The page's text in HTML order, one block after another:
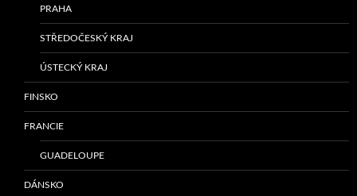
PRAHA
STŘEDOČESKÝ KRAJ
ÚSTECKÝ KRAJ
FINSKO
FRANCIE
GUADELOUPE
DÁNSKO